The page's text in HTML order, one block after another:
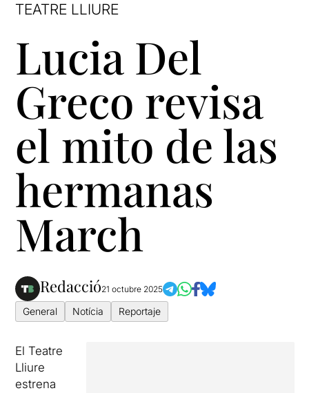
TEATRE LLIURE
Lucia Del
Greco revisa
el mito de las
hermanas
March
Redacció21 octubre 2025
General Notícia Reportaje
El Teatre
Lliure
estrena